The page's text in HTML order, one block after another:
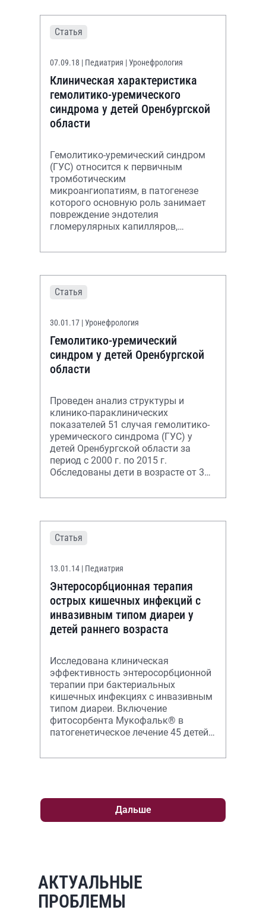
Статья
07.09.18 | Педиатрия | Уронефрология
Клиническая характеристика
гемолитико-уремического
синдрома у детей Оренбургской
области
Гемолитико-уремический синдром
(ГУС) относится к первичным
тромботическим
микроангиопатиям, в патогенезе
которого основную роль занимает
повреждение эндотелия
гломерулярных капилляров,
тромбоцитов с последующей
Статья
30.01.17 | Уронефрология
Гемолитико-уремический
синдром у детей Оренбургской
области
Проведен анализ структуры и
клинико-параклинических
показателей 51 случая гемолитико-
уремического синдрома (ГУС) у
детей Оренбургской области за
период с 2000 г. по 2015 г.
Обследованы дети в возрасте от 3
заболевании. Тяжесть
Статья
13.01.14 | Педиатрия
Энтеросорбционная терапия
острых кишечных инфекций с
инвазивным типом диареи у
детей раннего возраста
Исследована клиническая
эффективность энтеросорбционной
терапии при бактериальных
кишечных инфекциях с инвазивным
типом диареи. Включение
фитосорбента Мукофальк® в
патогенетическое лечение 45 детей с
инфекциями приводило к сокраще
Дальше
АКТУАЛЬНЫЕ
ПРОБЛЕМЫ